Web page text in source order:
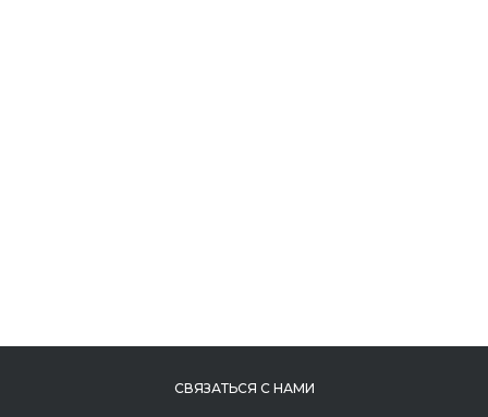
СВЯЗАТЬСЯ С НАМИ